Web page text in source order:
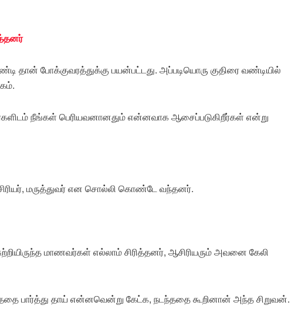
தான் போக்குவரத்துக்கு பயன்பட்டது. அப்படியொரு குதிரை வண்டியில்
நீங்கள் பெரியவனானதும் என்னவாக ஆசைப்படுகிறீர்கள் என்று
மருத்துவர் என சொல்லி கொண்டே வந்தனர்.
மாணவர்கள் எல்லாம் சிரித்தனர், ஆசிரியரும் அவனை கேலி
பார்த்து தாய் என்னவென்று கேட்க, நடந்ததை கூறினான் அந்த சிறுவன்.